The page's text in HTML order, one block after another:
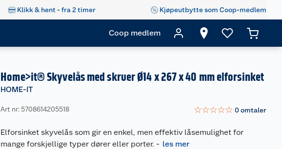
Klikk & hent - fra 2 timer Kjøpeutbytte som Coop-medlem
Coop medlem
Home>it® Skyvelås med skruer Ø14 x 267 x 40 mm elforsinket
HOME-IT
Art nr: 5708614205518 ☆☆☆☆☆ 0omtaler
Elforsinket skyvelås som gir en enkel, men effektiv låsemulighet for
mange forskjellige typer dører eller porter. - les mer